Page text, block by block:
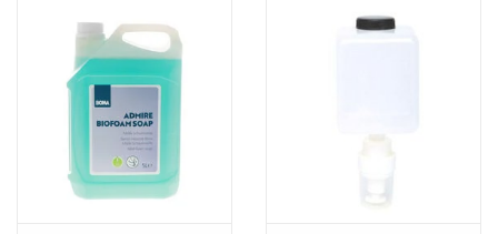
- Exclusief 4 C-batterijen
Artikel samengesteld uit volgende onderdelen:
1x774982 Admire sensor handzeepdispenser - 1000 ml - WIT
1x777902 Admire Navulreservoir schuimzeep - 1000 ml